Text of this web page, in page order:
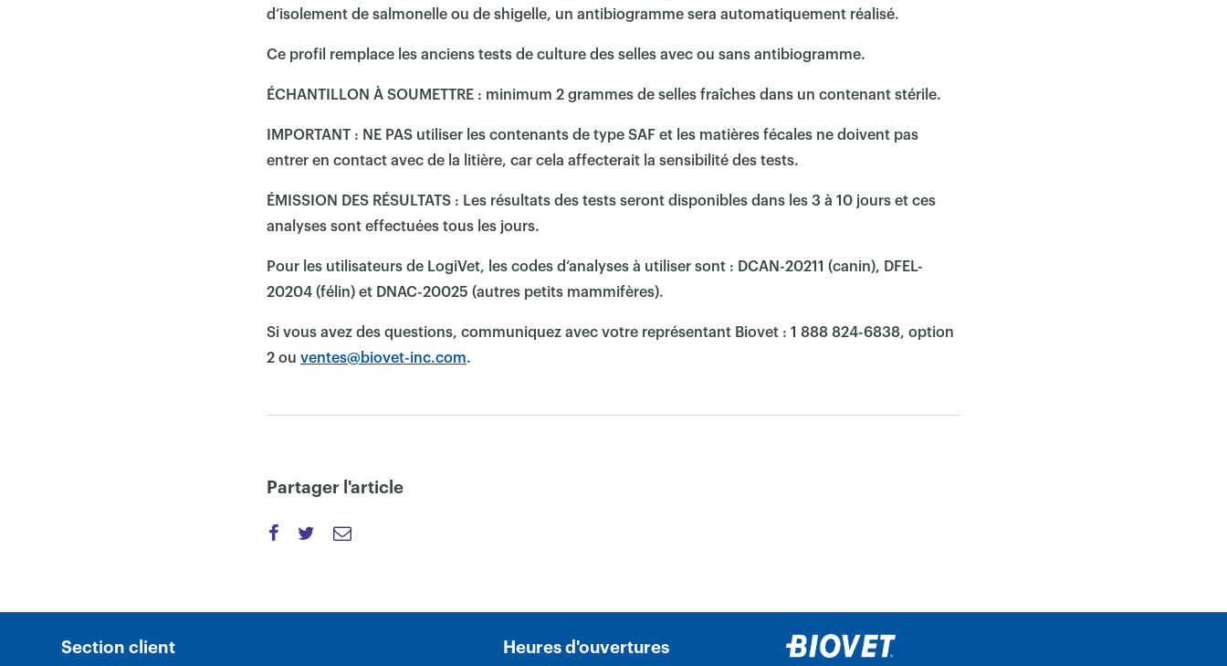
d’isolement de salmonelle ou de shigelle, un antibiogramme sera automatiquement réalisé.
Ce profil remplace les anciens tests de culture des selles avec ou sans antibiogramme.
ÉCHANTILLON À SOUMETTRE : minimum 2 grammes de selles fraîches dans un contenant stérile.
IMPORTANT : NE PAS utiliser les contenants de type SAF et les matières fécales ne doivent pas
entrer en contact avec de la litière, car cela affecterait la sensibilité des tests.
ÉMISSION DES RÉSULTATS : Les résultats des tests seront disponibles dans les 3 à 10 jours et ces
analyses sont effectuées tous les jours.
Pour les utilisateurs de LogiVet, les codes d’analyses à utiliser sont : DCAN-20211 (canin), DFEL-
20204 (félin) et DNAC-20025 (autres petits mammifères).
Si vous avez des questions, communiquez avec votre représentant Biovet : 1 888 824-6838, option
2 ou ventes@biovet-inc.com.
Partager l'article
Section client Heures d'ouvertures
×